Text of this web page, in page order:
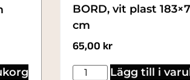
BORD, vit plast
cm
65,00 kr
Lägg till i